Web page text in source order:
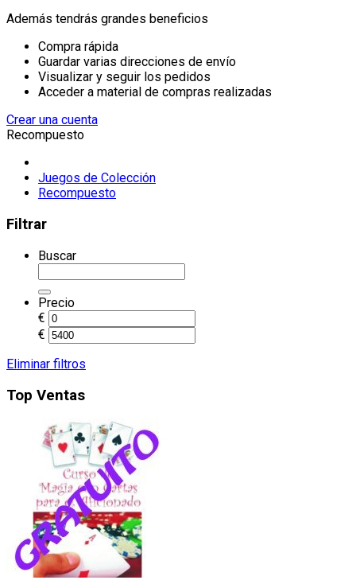
Además tendrás grandes beneficios
Compra rápida
Guardar varias direcciones de envío
Visualizar y seguir los pedidos
Acceder a material de compras realizadas
Crear una cuenta
Recompuesto
Juegos de Colección
Recompuesto
Filtrar
Buscar
Precio
€
€
Eliminar filtros
Top Ventas